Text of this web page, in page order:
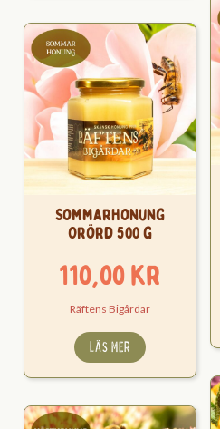
Sommarhonung
Orörd 500 g
110,00kr
Räftens Bigårdar
LÄS MER